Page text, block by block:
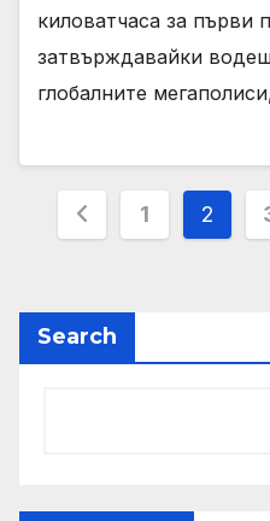
киловатчаса за първи
затвърждавайки
глобалните
Posts
1 2
Search